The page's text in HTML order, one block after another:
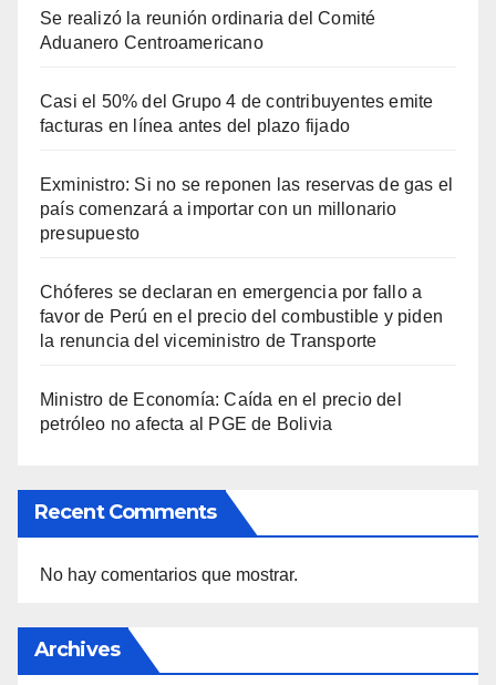
Se realizó la reunión ordinaria del Comité
Aduanero Centroamericano
Casi el 50% del Grupo 4 de contribuyentes emite
facturas en línea antes del plazo fijado
Exministro: Si no se reponen las reservas de gas el
país comenzará a importar con un millonario
presupuesto
Chóferes se declaran en emergencia por fallo a
favor de Perú en el precio del combustible y piden
la renuncia del viceministro de Transporte
Ministro de Economía: Caída en el precio del
petróleo no afecta al PGE de Bolivia
Recent Comments
No hay comentarios que mostrar.
Archives